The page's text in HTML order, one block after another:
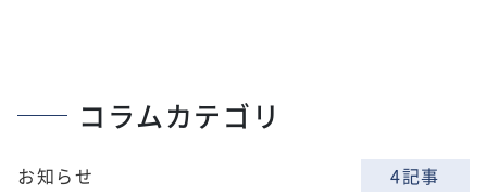
コラムカテゴリ
お知らせ 4記事